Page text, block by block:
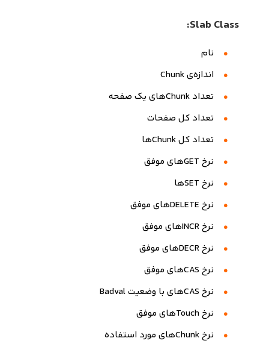
Slab Class:
نام
اندازه‌ی Chunk
تعداد Chunkهای یک صفحه
تعداد کل صفحات
تعداد کل Chunkها
نرخ GETهای موفق
نرخ SETها
نرخ DELETEهای موفق
نرخ INCRهای موفق
نرخ DECRهای موفق
نرخ CASهای موفق
نرخ CASهای با وضعیت Badval
نرخ Touchهای موفق
نرخ Chunkهای مورد استفاده